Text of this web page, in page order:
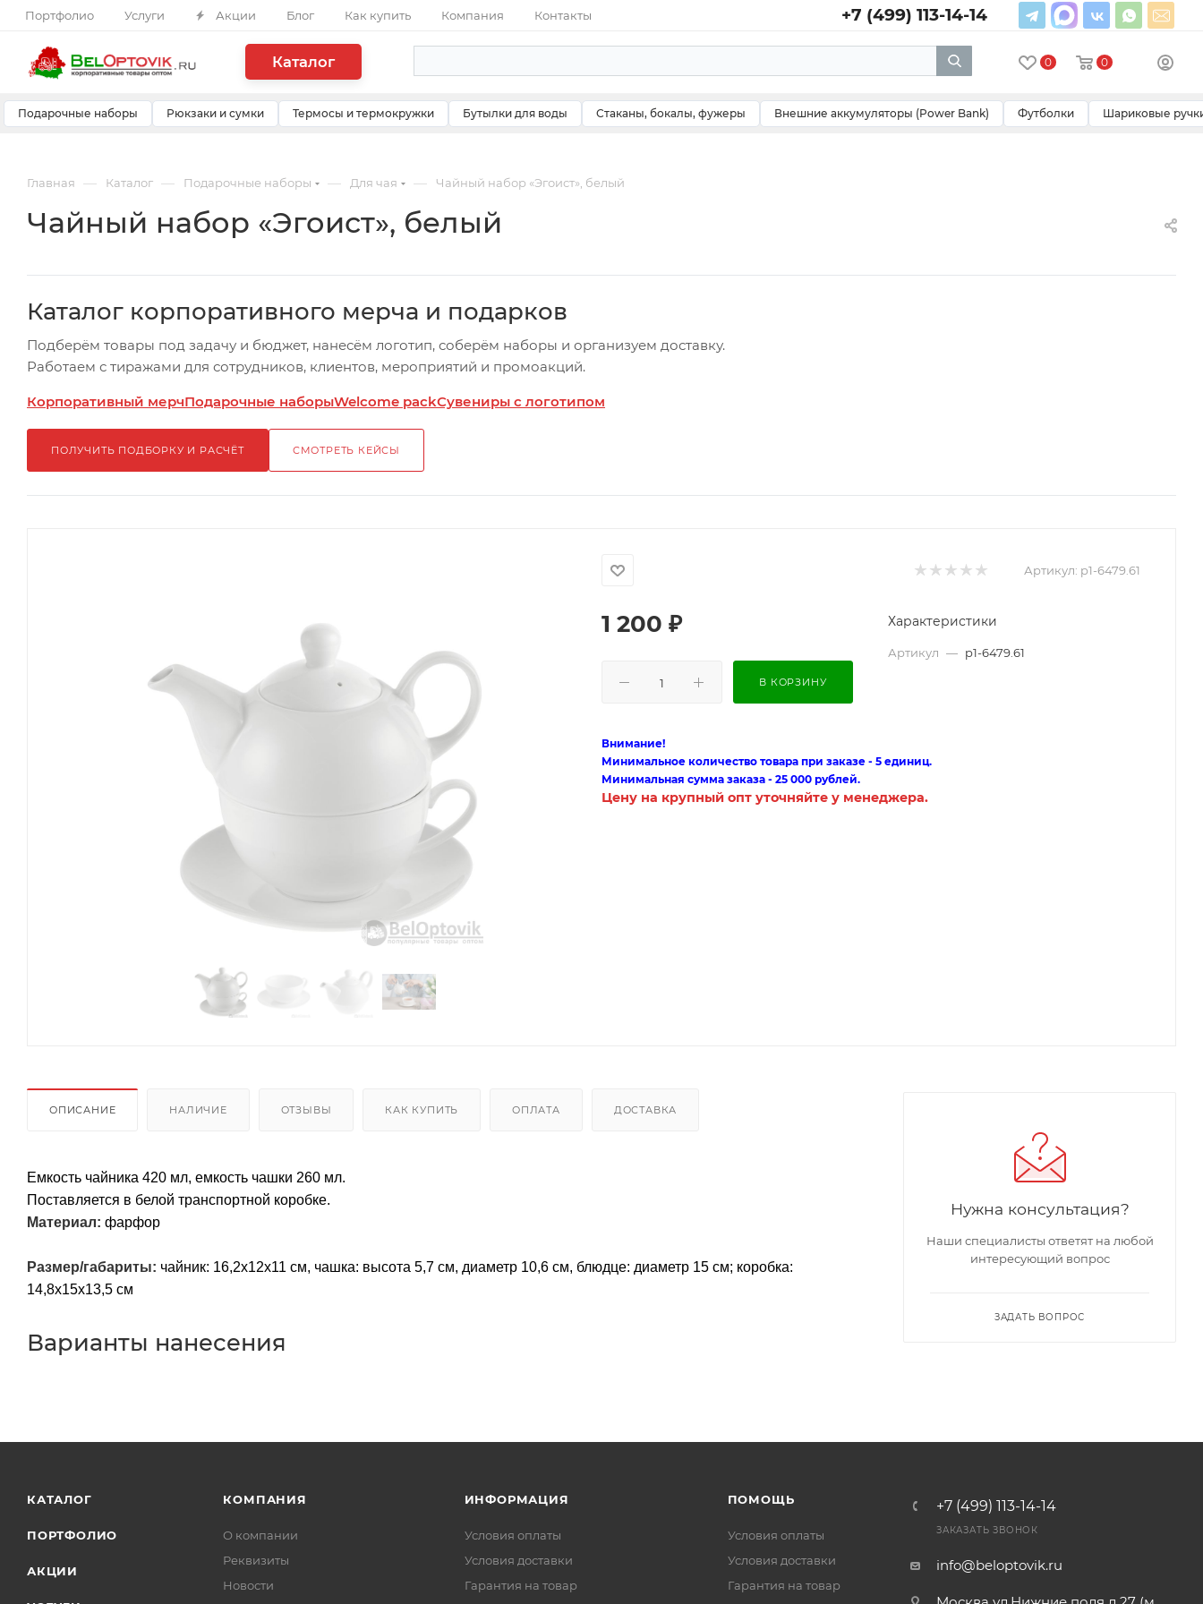
Портфолио Услуги Акции Блог Как купить Компания Контакты +7 (499) 113-14-14
Каталог 0 0
Подарочные наборы Рюкзаки и сумки Термосы и термокружки Бутылки для воды Стаканы, бокалы, фужеры Внешние аккумуляторы (Power Bank) Футболки Шариковые
Главная — Каталог — Подарочные наборы — Для чая — Чайный набор «Эгоист», белый
Чайный набор «Эгоист», белый
Каталог корпоративного мерча и подарков
Подберём товары под задачу и бюджет, нанесём логотип, соберём наборы и организуем доставку.
Работаем с тиражами для сотрудников, клиентов, мероприятий и промоакций.
Корпоративный мерчПодарочные наборыWelcome packСувениры с логотипом
ПОЛУЧИТЬ ПОДБОРКУ И РАСЧЁТ СМОТРЕТЬ КЕЙСЫ
Артикул: p1-6479.61
1 200 ₽
В КОРЗИНУ
Характеристики
Артикул — p1-6479.61
Внимание!
Минимальное количество товара при заказе - 5 единиц.
Минимальная сумма заказа - 25 000 рублей.
Цену на крупный опт уточняйте у менеджера.
ОПИСАНИЕ НАЛИЧИЕ ОТЗЫВЫ КАК КУПИТЬ ОПЛАТА ДОСТАВКА
Емкость чайника 420 мл, емкость чашки 260 мл.
Поставляется в белой транспортной коробке.
Материал: фарфор
Размер/габариты: чайник: 16,2х12х11 см, чашка: высота 5,7 см, диаметр 10,6 см, блюдце: диаметр 15 см; коробка:
14,8х15х13,5 см
Варианты нанесения
Нужна консультация?
Наши специалисты ответят на любой
интересующий вопрос
ЗАДАТЬ ВОПРОС
КАТАЛОГ
ПОРТФОЛИО
АКЦИИ
КОМПАНИЯ
О компании
Реквизиты
Новости
ИНФОРМАЦИЯ
Условия оплаты
Условия доставки
Гарантия на товар
ПОМОЩЬ
Условия оплаты
Условия доставки
Гарантия на товар
+7 (499) 113-14-14
ЗАКАЗАТЬ ЗВОНОК
info@beloptovik.ru